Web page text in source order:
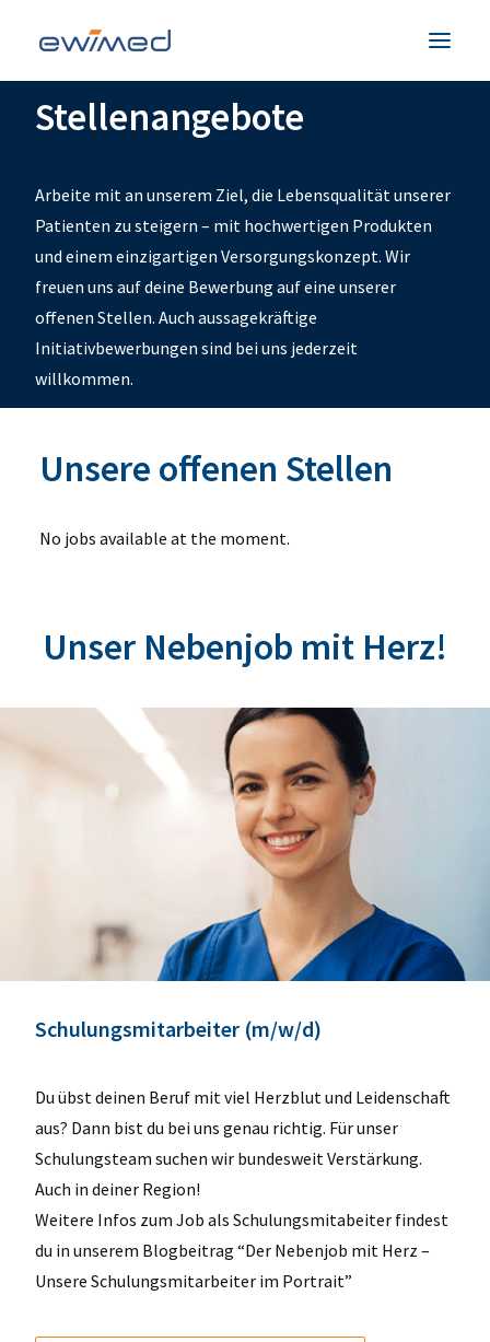
Patienten & Familien
Produkte
Unternehmen
Kontakt
Stellenangebote
Arbeite mit an unserem Ziel, die Lebensqualität unserer
Patienten zu steigern – mit hochwertigen Produkten
und einem einzigartigen Versorgungskonzept. Wir
freuen uns auf deine Bewerbung auf eine unserer
offenen Stellen. Auch aussagekräftige
Initiativbewerbungen sind bei uns jederzeit
willkommen.
Unsere offenen Stellen
No jobs available at the moment.
Unser Nebenjob mit Herz!
Schulungsmitarbeiter (m/w/d)
Du übst deinen Beruf mit viel Herzblut und Leidenschaft
aus? Dann bist du bei uns genau richtig. Für unser
Schulungsteam suchen wir bundesweit Verstärkung.
Auch in deiner Region!
Weitere Infos zum Job als Schulungsmitabeiter findest
du in unserem Blogbeitrag “Der Nebenjob mit Herz –
Unsere Schulungsmitarbeiter im Portrait”